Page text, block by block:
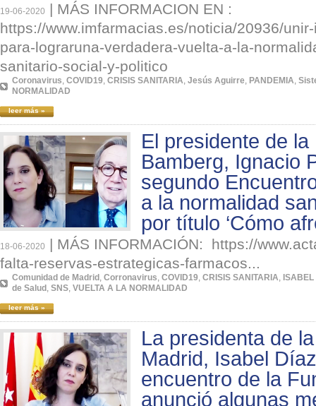
19-06-2020 | MÁS INFORMACION EN :
https://www.imfarmacias.es/noticia/20936/
para-lograruna-verdadera-vuelta-a-la-
sanitario-social-y-politico
Coronavirus, COVID19, CRISIS SANITARIA, Jesús Aguirre, PANDEMIA,
NORMALIDAD
leer más »
El presidente de
Bamberg, Ignacio
segundo
a la normalidad
por título ‘Cómo
18-06-2020 | MÁS INFORMACIÓN: https://
falta-reservas-estrategicas-farmacos...
Comunidad de Madrid , Corronavirus, COVID19, CRISIS SANITARIA,
de Salud , SNS, VUELTA A LA NORMALIDAD
leer más »
La presidenta de
Madrid, Isabel
encuentro de la
anunció algunas